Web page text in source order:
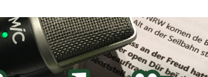
Platt – aktuelle Mundart
Jeck im Klinikum
TV-Angebot